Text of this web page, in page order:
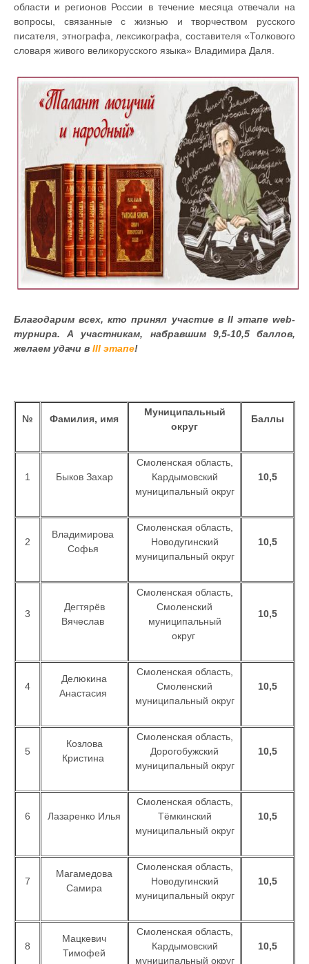
области и регионов России в течение месяца отвечали на
вопросы, связанные с жизнью и творчеством русского
писателя, этнографа, лексикографа, составителя «Толкового
словаря живого великорусского языка» Владимира Даля.
Благодарим всех, кто принял участие в II этапе web-
турнира. А участникам, набравшим 9,5-10,5 баллов,
желаем удачи в III этапе!
№ Фамилия, имя
Муниципальный
округ
Баллы
1 Быков Захар
Смоленская область,
Кардымовский
муниципальный округ
10,5
2
Владимирова
Софья
Смоленская область,
Новодугинский
муниципальный округ
10,5
3
Дегтярёв
Вячеслав
Смоленская область,
Смоленский
муниципальный
округ
10,5
4
Делюкина
Анастасия
Смоленская область,
Смоленский
муниципальный округ
10,5
5
Козлова
Кристина
Смоленская область,
Дорогобужский
муниципальный округ
10,5
6 Лазаренко Илья
Смоленская область,
Тёмкинский
муниципальный округ
10,5
7
Магамедова
Самира
Смоленская область,
Новодугинский
муниципальный округ
10,5
8
Мацкевич
Тимофей
Смоленская область,
Кардымовский
муниципальный округ
10,5